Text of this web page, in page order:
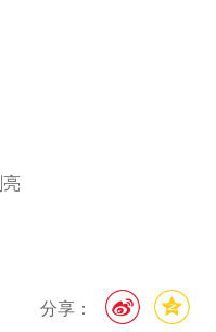
分享：